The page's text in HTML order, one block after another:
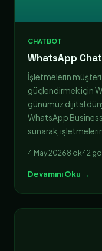
CHATBOT
WhatsApp
İşletmelerin
güçlendirmek için
günümüz dijital
WhatsApp Business
sunarak,
4 May 20268 dk42
Devamını Oku →